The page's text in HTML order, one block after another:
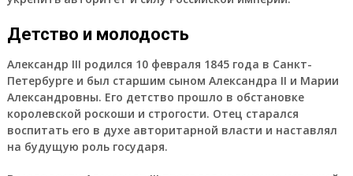
Детство и молодость
Александр III родился 10 февраля 1845 года в Санкт-
Петербурге и был старшим сыном Александра II и Марии
Александровны. Его детство прошло в обстановке
королевской роскоши и строгости. Отец старался
воспитать его в духе авторитарной власти и наставлял
на будущую роль государя.